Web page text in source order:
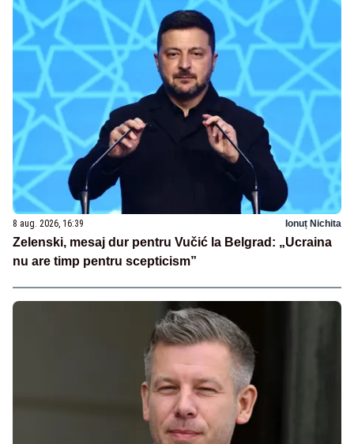
8 aug. 2026, 16:39 Ionuț Nichita
Zelenski, mesaj dur pentru Vučić la Belgrad: „Ucraina
nu are timp pentru scepticism”